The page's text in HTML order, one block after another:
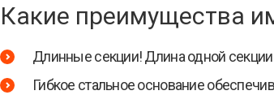
Какие преимущества
Длинные секции! Длина одной
Гибкое стальное основание